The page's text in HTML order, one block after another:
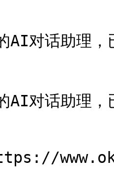
AI对话助理，
AI对话助理，